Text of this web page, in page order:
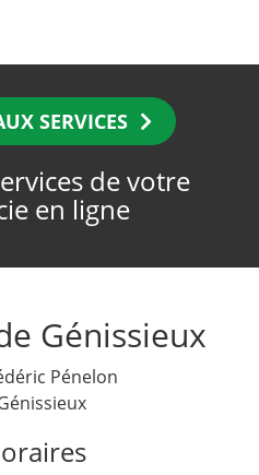
SERVICES
de votre
en ligne
Génissieux
Pénelon